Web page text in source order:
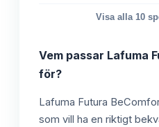
Visa alla 10
Vem passar Lafuma
för?
Lafuma Futura
som vill ha en riktigt